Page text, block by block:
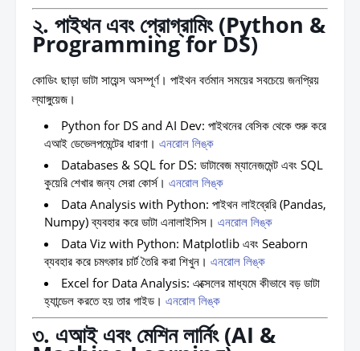
২. পাইথন এবং প্রোগ্রামিং (Python &
Programming for DS)
কোডিং ছাড়া ডাটা সায়েন্স অসম্পূর্ণ। পাইথন বর্তমান সময়ের সবচেয়ে জনপ্রিয়
ল্যাঙ্গুয়েজ।
Python for DS and AI Dev: পাইথনের বেসিক থেকে শুরু করে
এআই ডেভেলপমেন্টের ধারণা। এনরোল লিঙ্ক
Databases & SQL for DS: ডাটাবেজ ম্যানেজমেন্ট এবং SQL
কুয়েরি শেখার জন্য সেরা কোর্স। এনরোল লিঙ্ক
Data Analysis with Python: পাইথন লাইব্রেরি (Pandas,
Numpy) ব্যবহার করে ডাটা এনালাইসিস। এনরোল লিঙ্ক
Data Viz with Python: Matplotlib এবং Seaborn
ব্যবহার করে চমৎকার চার্ট তৈরি করা শিখুন। এনরোল লিঙ্ক
Excel for Data Analysis: এক্সেলের মাধ্যমে কীভাবে বড় ডাটা
হ্যান্ডেল করতে হয় তার গাইড। এনরোল লিঙ্ক
৩. এআই এবং মেশিন লার্নিং (AI &